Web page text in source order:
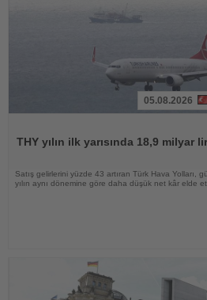
05.08.2026
THY yılın ilk yarısında 18,9 milyar
Satış gelirlerini yüzde 43 artıran Türk Hava Yolları,
yılın aynı dönemine göre daha düşük net kâr elde